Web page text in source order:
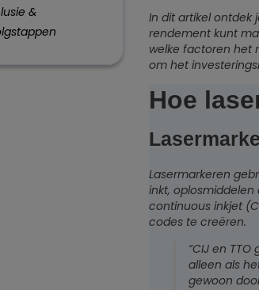
&
In dit artikel ontdek
rendement kunt
welke factoren het
om het
Hoe
Lasermarkeren
inkt,
continuous inkjet
codes te creëren.
“CIJ en
alleen als
gewoon